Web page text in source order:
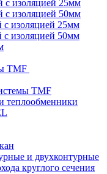
с изоляцией 25мм
с изоляцией 50мм
с изоляцией 25мм
с изоляцией 50мм
TMF
TMF
теплообменники
и двухконтурные
круглого сечения